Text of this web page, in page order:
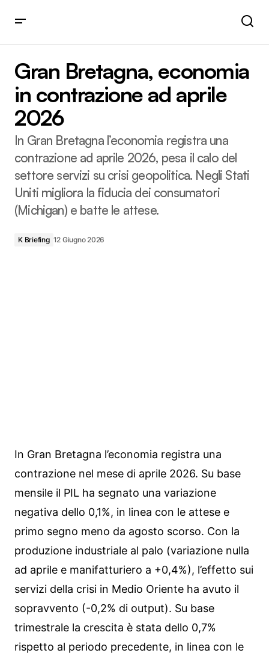
Gran Bretagna, economia
in contrazione ad aprile
2026
In Gran Bretagna l’economia registra una
contrazione ad aprile 2026, pesa il calo del
settore servizi su crisi geopolitica. Negli Stati
Uniti migliora la fiducia dei consumatori
(Michigan) e batte le attese.
K Briefing 12 Giugno 2026
In Gran Bretagna l’economia registra una
contrazione nel mese di aprile 2026. Su base
mensile il PIL ha segnato una variazione
negativa dello 0,1%, in linea con le attese e
primo segno meno da agosto scorso. Con la
produzione industriale al palo (variazione nulla
ad aprile e manifatturiero a +0,4%), l’effetto sui
servizi della crisi in Medio Oriente ha avuto il
sopravvento (-0,2% di output). Su base
trimestrale la crescita è stata dello 0,7%
rispetto al periodo precedente, in linea con le